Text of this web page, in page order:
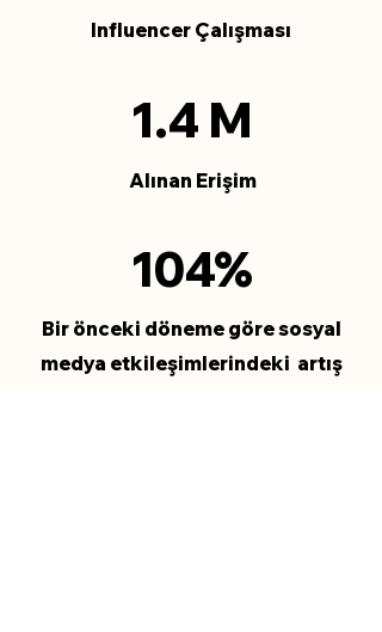
Influencer Çalışması
1.4 M
Alınan Erişim
104%
Bir önceki döneme göre sosyal
medya etkileşimlerindeki artış